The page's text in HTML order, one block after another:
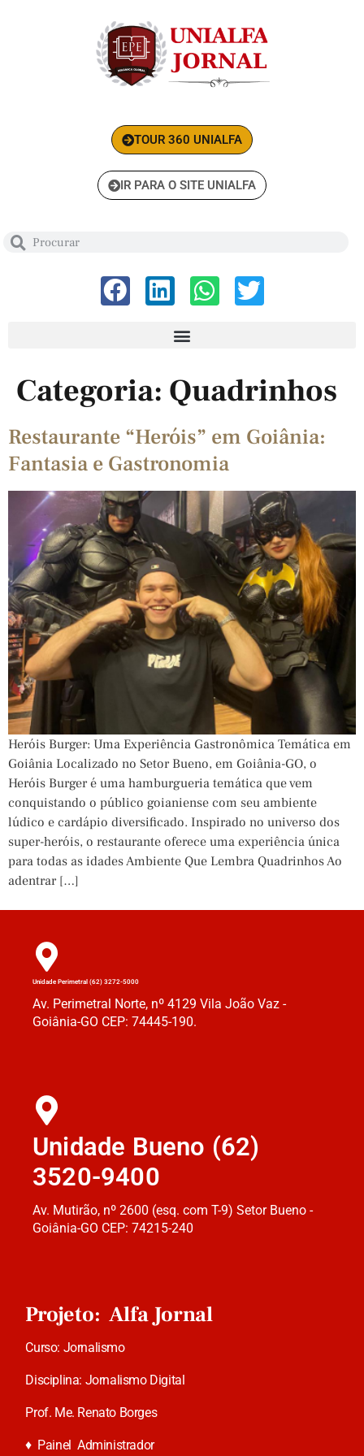
TOUR 360 UNIALFA
IR PARA O SITE UNIALFA
Categoria: Quadrinhos
Restaurante “Heróis” em Goiânia:
Fantasia e Gastronomia
Heróis Burger: Uma Experiência Gastronômica Temática em
Goiânia Localizado no Setor Bueno, em Goiânia-GO, o
Heróis Burger é uma hamburgueria temática que vem
conquistando o público goianiense com seu ambiente
lúdico e cardápio diversificado. Inspirado no universo dos
super-heróis, o restaurante oferece uma experiência única
para todas as idades Ambiente Que Lembra Quadrinhos Ao
adentrar […]
Unidade Perimetral (62) 3272-5000
Av. Perimetral Norte, nº 4129 Vila João Vaz -
Goiânia-GO CEP: 74445-190.
Unidade Bueno (62)
3520-9400
Av. Mutirão, nº 2600 (esq. com T-9) Setor Bueno -
Goiânia-GO CEP: 74215-240
Projeto: Alfa Jornal
Curso: Jornalismo
Disciplina: Jornalismo Digital
Prof. Me. Renato Borges
♦ Painel Administrador